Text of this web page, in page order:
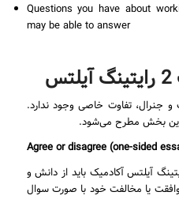
Questions you have about
may be able to answer
جنرال، تفاوت خاصی وجود ندارد.
Agree or disagree (one-sided
آیلتس آکادمیک باید از دانش و
یا مخالفت خود با صورت سوال